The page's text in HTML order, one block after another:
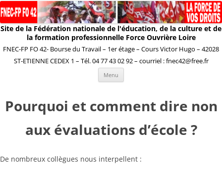
Site de la Fédération nationale de l'éducation, de la culture et de
la formation professionnelle Force Ouvrière Loire
FNEC-FP FO 42- Bourse du Travail – 1er étage – Cours Victor Hugo – 42028
ST-ETIENNE CEDEX 1 – Tél. 04 77 43 02 92 – courriel : fnec42@free.fr
Menu
Pourquoi et comment dire non
aux évaluations d’école ?
De nombreux collègues nous interpellent :